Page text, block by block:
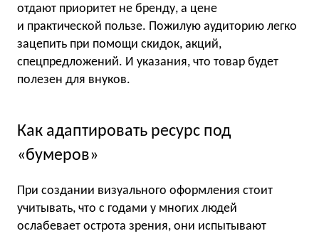
отдают приоритет не бренду, а цене
и практической пользе. Пожилую аудиторию легко
зацепить при помощи скидок, акций,
спецпредложений. И указания, что товар будет
полезен для внуков.
Как адаптировать ресурс под
«бумеров»
При создании визуального оформления стоит
учитывать, что с годами у многих людей
ослабевает острота зрения, они испытывают